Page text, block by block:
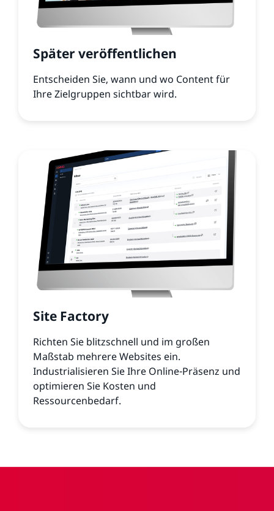
Später veröffentlichen
Entscheiden Sie, wann und wo Content für
Ihre Zielgruppen sichtbar wird.
Site Factory
Richten Sie blitzschnell und im großen
Maßstab mehrere Websites ein.
Industrialisieren Sie Ihre Online-Präsenz und
optimieren Sie Kosten und
Ressourcenbedarf.